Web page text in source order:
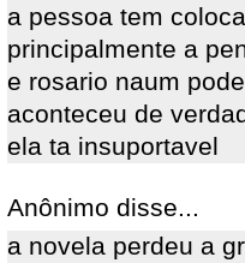
a pessoa tem
principalmente a
e rosario naum
aconteceu de
ela ta insuportavel
Anônimo disse...
a novela perdeu a